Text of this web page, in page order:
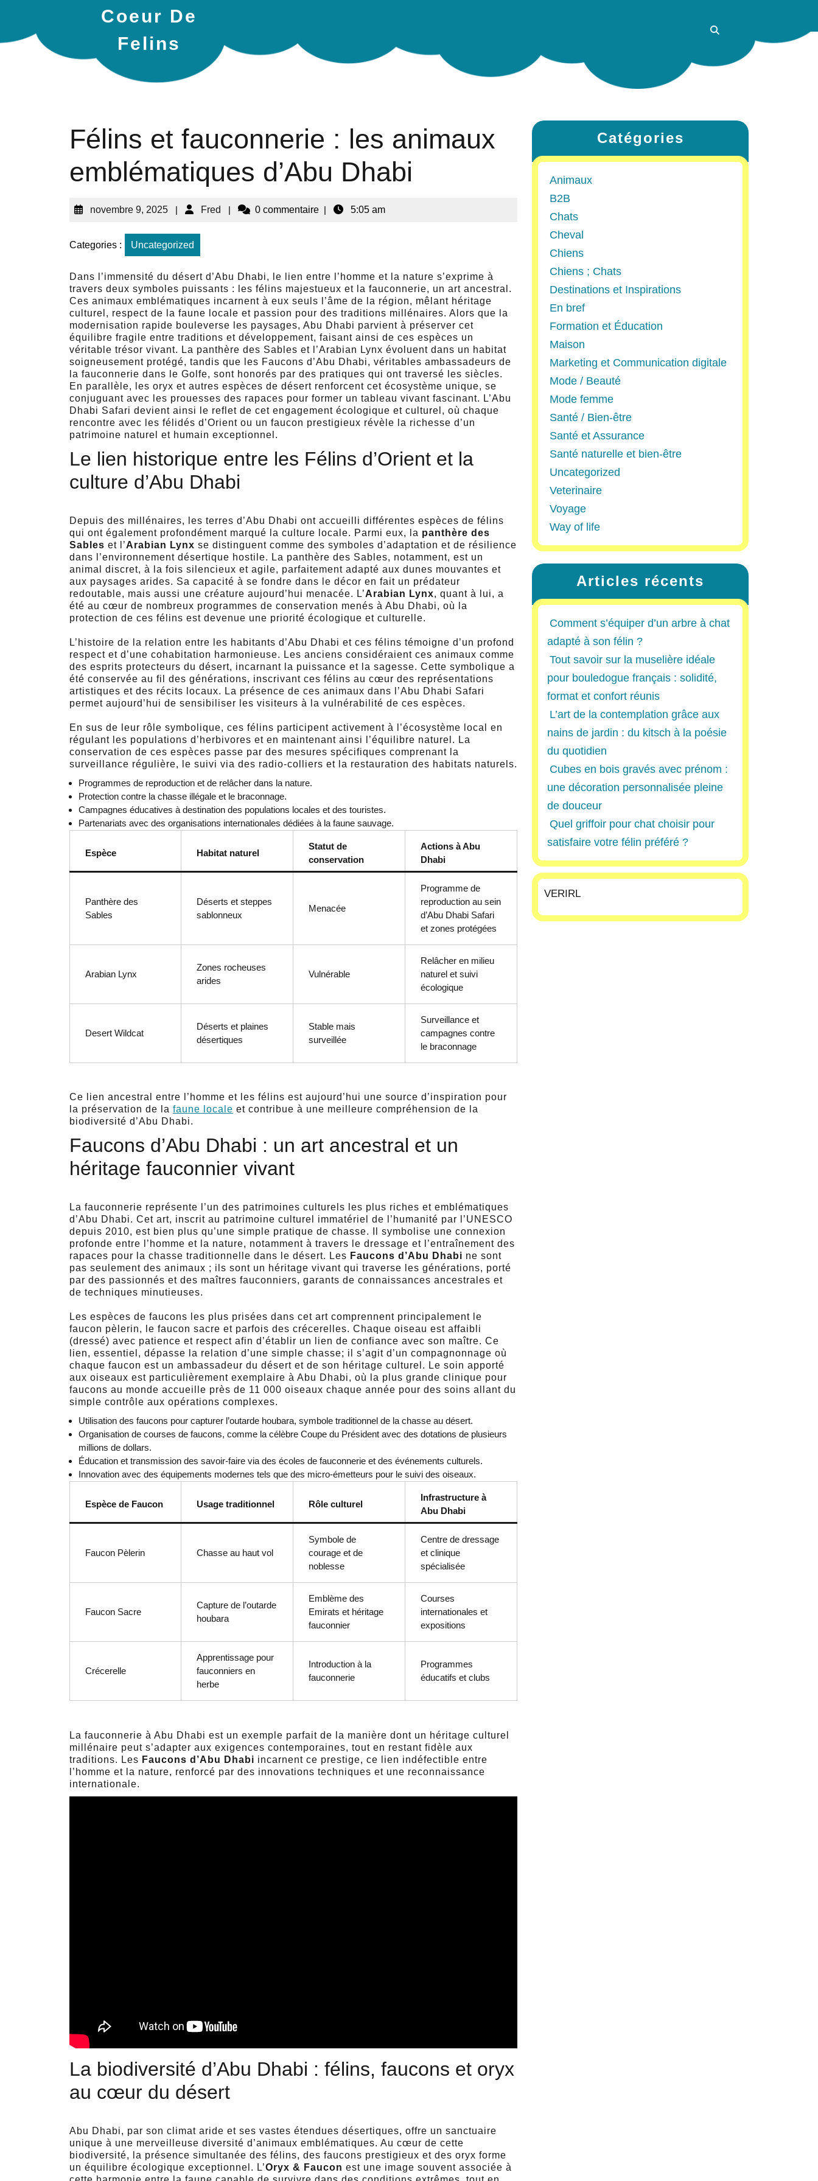
Coeur De
Felins
Félins et fauconnerie : les animaux
emblématiques d’Abu Dhabi
novembre 9, 2025 | Fred | 0 commentaire | 5:05 am
Categories : Uncategorized
Dans l’immensité du désert d’Abu Dhabi, le lien entre l’homme et la nature s’exprime à
travers deux symboles puissants : les félins majestueux et la fauconnerie, un art ancestral.
Ces animaux emblématiques incarnent à eux seuls l’âme de la région, mêlant héritage
culturel, respect de la faune locale et passion pour des traditions millénaires. Alors que la
modernisation rapide bouleverse les paysages, Abu Dhabi parvient à préserver cet
équilibre fragile entre traditions et développement, faisant ainsi de ces espèces un
véritable trésor vivant. La panthère des Sables et l’Arabian Lynx évoluent dans un habitat
soigneusement protégé, tandis que les Faucons d’Abu Dhabi, véritables ambassadeurs de
la fauconnerie dans le Golfe, sont honorés par des pratiques qui ont traversé les siècles.
En parallèle, les oryx et autres espèces de désert renforcent cet écosystème unique, se
conjuguant avec les prouesses des rapaces pour former un tableau vivant fascinant. L’Abu
Dhabi Safari devient ainsi le reflet de cet engagement écologique et culturel, où chaque
rencontre avec les félidés d’Orient ou un faucon prestigieux révèle la richesse d’un
patrimoine naturel et humain exceptionnel.
Le lien historique entre les Félins d’Orient et la
culture d’Abu Dhabi
Depuis des millénaires, les terres d’Abu Dhabi ont accueilli différentes espèces de félins
qui ont également profondément marqué la culture locale. Parmi eux, la panthère des
Sables et l’Arabian Lynx se distinguent comme des symboles d’adaptation et de résilience
dans l’environnement désertique hostile. La panthère des Sables, notamment, est un
animal discret, à la fois silencieux et agile, parfaitement adapté aux dunes mouvantes et
aux paysages arides. Sa capacité à se fondre dans le décor en fait un prédateur
redoutable, mais aussi une créature aujourd’hui menacée. L’Arabian Lynx, quant à lui, a
été au cœur de nombreux programmes de conservation menés à Abu Dhabi, où la
protection de ces félins est devenue une priorité écologique et culturelle.
L’histoire de la relation entre les habitants d’Abu Dhabi et ces félins témoigne d’un profond
respect et d’une cohabitation harmonieuse. Les anciens considéraient ces animaux comme
des esprits protecteurs du désert, incarnant la puissance et la sagesse. Cette symbolique a
été conservée au fil des générations, inscrivant ces félins au cœur des représentations
artistiques et des récits locaux. La présence de ces animaux dans l’Abu Dhabi Safari
permet aujourd’hui de sensibiliser les visiteurs à la vulnérabilité de ces espèces.
En sus de leur rôle symbolique, ces félins participent activement à l’écosystème local en
régulant les populations d’herbivores et en maintenant ainsi l’équilibre naturel. La
conservation de ces espèces passe par des mesures spécifiques comprenant la
surveillance régulière, le suivi via des radio-colliers et la restauration des habitats naturels.
Programmes de reproduction et de relâcher dans la nature.
Protection contre la chasse illégale et le braconnage.
Campagnes éducatives à destination des populations locales et des touristes.
Partenariats avec des organisations internationales dédiées à la faune sauvage.
Espèce Habitat naturel
Statut de
conservation
Actions à Abu
Dhabi
Panthère des
Sables
Déserts et steppes
sablonneux
Menacée
Programme de
reproduction au sein
d’Abu Dhabi Safari
et zones protégées
Arabian Lynx
Zones rocheuses
arides
Vulnérable
Relâcher en milieu
naturel et suivi
écologique
Desert Wildcat
Déserts et plaines
désertiques
Stable mais
surveillée
Surveillance et
campagnes contre
le braconnage
Ce lien ancestral entre l’homme et les félins est aujourd’hui une source d’inspiration pour
la préservation de la faune locale et contribue à une meilleure compréhension de la
biodiversité d’Abu Dhabi.
Faucons d’Abu Dhabi : un art ancestral et un
héritage fauconnier vivant
La fauconnerie représente l’un des patrimoines culturels les plus riches et emblématiques
d’Abu Dhabi. Cet art, inscrit au patrimoine culturel immatériel de l’humanité par l’UNESCO
depuis 2010, est bien plus qu’une simple pratique de chasse. Il symbolise une connexion
profonde entre l’homme et la nature, notamment à travers le dressage et l’entraînement des
rapaces pour la chasse traditionnelle dans le désert. Les Faucons d’Abu Dhabi ne sont
pas seulement des animaux ; ils sont un héritage vivant qui traverse les générations, porté
par des passionnés et des maîtres fauconniers, garants de connaissances ancestrales et
de techniques minutieuses.
Les espèces de faucons les plus prisées dans cet art comprennent principalement le
faucon pèlerin, le faucon sacre et parfois des crécerelles. Chaque oiseau est affaibli
(dressé) avec patience et respect afin d’établir un lien de confiance avec son maître. Ce
lien, essentiel, dépasse la relation d’une simple chasse; il s’agit d’un compagnonnage où
chaque faucon est un ambassadeur du désert et de son héritage culturel. Le soin apporté
aux oiseaux est particulièrement exemplaire à Abu Dhabi, où la plus grande clinique pour
faucons au monde accueille près de 11 000 oiseaux chaque année pour des soins allant du
simple contrôle aux opérations complexes.
Utilisation des faucons pour capturer l’outarde houbara, symbole traditionnel de la chasse au désert.
Organisation de courses de faucons, comme la célèbre Coupe du Président avec des dotations de plusieurs
millions de dollars.
Éducation et transmission des savoir-faire via des écoles de fauconnerie et des événements culturels.
Innovation avec des équipements modernes tels que des micro-émetteurs pour le suivi des oiseaux.
Espèce de Faucon Usage traditionnel Rôle culturel
Infrastructure à
Abu Dhabi
Faucon Pèlerin Chasse au haut vol
Symbole de
courage et de
noblesse
Centre de dressage
et clinique
spécialisée
Faucon Sacre
Capture de l’outarde
houbara
Emblème des
Emirats et héritage
fauconnier
Courses
internationales et
expositions
Crécerelle
Apprentissage pour
fauconniers en
herbe
Introduction à la
fauconnerie
Programmes
éducatifs et clubs
La fauconnerie à Abu Dhabi est un exemple parfait de la manière dont un héritage culturel
millénaire peut s’adapter aux exigences contemporaines, tout en restant fidèle aux
traditions. Les Faucons d’Abu Dhabi incarnent ce prestige, ce lien indéfectible entre
l’homme et la nature, renforcé par des innovations techniques et une reconnaissance
internationale.
La biodiversité d’Abu Dhabi : félins, faucons et oryx
au cœur du désert
Abu Dhabi, par son climat aride et ses vastes étendues désertiques, offre un sanctuaire
unique à une merveilleuse diversité d’animaux emblématiques. Au cœur de cette
biodiversité, la présence simultanée des félins, des faucons prestigieux et des oryx forme
un équilibre écologique exceptionnel. L’Oryx & Faucon est une image souvent associée à
Catégories
Animaux
B2B
Chats
Cheval
Chiens
Chiens ; Chats
Destinations et Inspirations
En bref
Formation et Éducation
Maison
Marketing et Communication digitale
Mode / Beauté
Mode femme
Santé / Bien-être
Santé et Assurance
Santé naturelle et bien-être
Uncategorized
Veterinaire
Voyage
Way of life
Articles récents
Comment s’équiper d’un arbre à chat
adapté à son félin ?
Tout savoir sur la muselière idéale
pour bouledogue français : solidité,
format et confort réunis
L’art de la contemplation grâce aux
nains de jardin : du kitsch à la poésie
du quotidien
Cubes en bois gravés avec prénom :
une décoration personnalisée pleine
de douceur
Quel griffoir pour chat choisir pour
satisfaire votre félin préféré ?
VERIRL